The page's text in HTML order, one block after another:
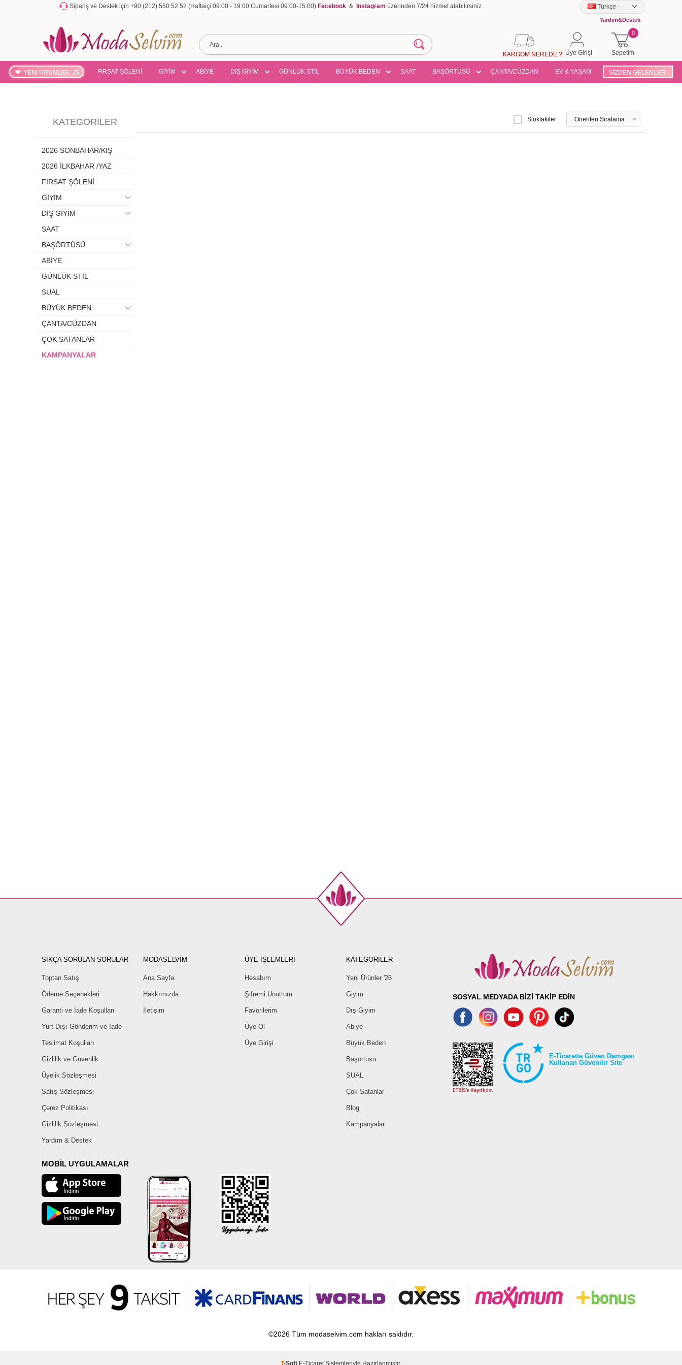
Sipariş ve Destek için +90 (212) 550 52 52 (Haftaiçi 09:00 - 19:00 Cumartesi 09:00-15:00) Facebook & Instagram üzerinden 7/24 hizmet alabilirsiniz. Türkçe -
Yardım&Destek
Sepetim
0
Üye Girişi
KARGOM NEREDE ?
YENİ ÜRÜNLER '26 FIRSAT ŞÖLENİ GİYİM ABİYE DIŞ GİYİM GÜNLÜK STİL BÜYÜK BEDEN SAAT BAŞÖRTÜSÜ ÇANTA/CÜZDAN EV & YAŞAM SİZDEN GELENLER
KATEGORILER
2026 SONBAHAR/KIŞ
2026 İLKBAHAR /YAZ
FIRSAT ŞÖLENİ
GİYİM
DIŞ GİYİM
SAAT
BAŞÖRTÜSÜ
ABİYE
GÜNLÜK STİL
SUAL
BÜYÜK BEDEN
ÇANTA/CÜZDAN
ÇOK SATANLAR
KAMPANYALAR
Stoktakiler
SIKÇA SORULAN SORULAR
Toptan Satış
Ödeme Seçenekleri
Garanti ve İade Koşulları
Yurt Dışı Gönderim ve İade
Teslimat Koşulları
Gizlilik ve Güvenlik
Üyelik Sözleşmesi
Satış Sözleşmesi
Çerez Politikası
Gizlilik Sözleşmesi
Yardım & Destek
MODASELVİM
Ana Sayfa
Hakkımızda
İletişim
ÜYE İŞLEMLERİ
Hesabım
Şifremi Unuttum
Favorilerim
Üye Ol
Üye Girişi
KATEGORİLER
Yeni Ürünler '26
Giyim
Dış Giyim
Abiye
Büyük Beden
Başörtüsü
SUAL
Çok Satanlar
Blog
Kampanyalar
MOBİL UYGULAMALAR
SOSYAL MEDYADA BİZİ TAKİP EDİN
E-Ticarette Güven Damgası
Kullanan Güvenilir Site
©2026 Tüm modaselvim.com hakları saklıdır.
T-Soft E-Ticaret Sistemleriyle Hazırlanmıştır.